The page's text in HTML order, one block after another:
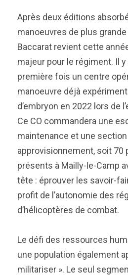
Après deux éditions
manoeuvres de plus grande
Baccarat revient cette
majeur pour le régiment. Il
première fois un centre
manoeuvre déjà
d’embryon en 2022 lors de
Ce CO commandera une
maintenance et une section
approvisionnement, soit 70
présents à Mailly-le-Camp
tête : éprouver les savoir-
profit de l’autonomie des
d’hélicoptères de combat.
Le défi des ressources
une population également
militariser ». Le seul